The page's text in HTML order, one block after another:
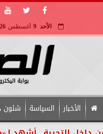
الأحد 9 أغسطس
الأخبار السياسة شئون